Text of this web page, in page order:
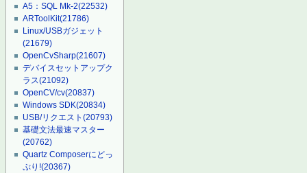
A5：SQL Mk-2(22532)
ARToolKit(21786)
Linux/USBガジェット
(21679)
OpenCvSharp(21607)
デバイスセットアップク
ラス(21092)
OpenCV/cv(20837)
Windows SDK(20834)
USB/リクエスト(20793)
基礎文法最速マスター
(20762)
Quartz Composerにどっ
ぷり!(20367)